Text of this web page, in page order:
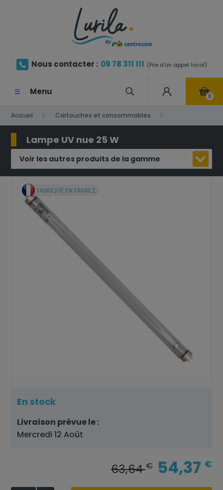
Nous contacter : 09 78 311 111 (Prix d'un appel local)
Menu 0
Accueil Cartouches et consommables
Lampe UV Lampe UV nue 25 W
Lampe UV nue 25 W
Voir les autres produits de la gamme
En stock
Livraison prévue le :
Mercredi 12 Août
63,64€ 54,37 €